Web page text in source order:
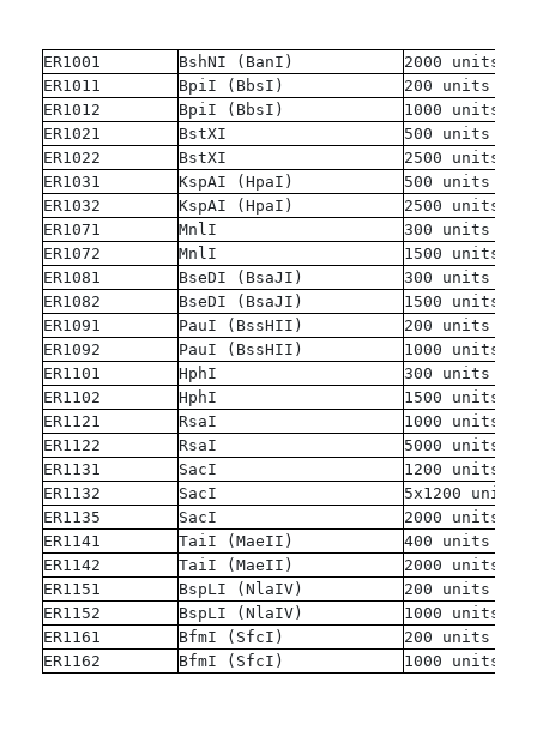
ER1001 BshNI (BanI)
2000 units
ER1011
BpiI (BbsI)
200 units
ER1012
BpiI (BbsI)
1000 units
ER1021
BstXI
500 units
ER1022
BstXI
2500 units
ER1031
KspAI (HpaI)
500 units
ER1032
KspAI (HpaI)
2500 units
ER1071
MnlI
300 units
ER1072
MnlI
1500 units
ER1081
BseDI (BsaJI)
300 units
ER1082
BseDI (BsaJI)
1500 units
ER1091
PauI (BssHII)
200 units
ER1092
PauI (BssHII)
1000 units
ER1101
HphI
300 units
ER1102
HphI
1500 units
ER1121
RsaI
1000 units
ER1122
RsaI
5000 units
ER1131
SacI
1200 units
ER1132
SacI
5x1200 units
ER1135
SacI
2000 units
ER1141
TaiI (MaeII)
400 units
ER1142
TaiI (MaeII)
2000 units
ER1151
BspLI (NlaIV)
200 units
ER1152
BspLI (NlaIV)
1000 units
ER1161
BfmI (SfcI)
200 units
ER1162
BfmI (SfcI) 1000 units